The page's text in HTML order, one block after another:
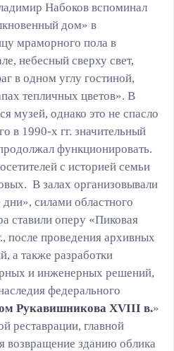
Набоков вспоминал
дом» в
мраморного пола в
небесный сверху свет,
в одном углу гостиной,
тепличных цветов». В
музей, однако это не спасло
в 1990-х гг. значительный
функционировать.
с историей семьи
В залах организовывали
силами областного
ставили оперу «Пиковая
после проведения архивных
а также разработки
и инженерных решений,
федерального
Рукавишникова XVIII в.»
реставрации, главной
возвращение зданию облика